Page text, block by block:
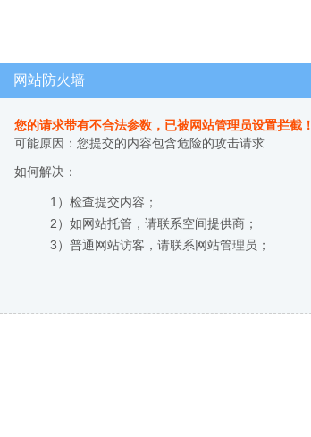
网站防火墙
您的请求带有不合法参数，已被网站管理员设置拦截！
可能原因：您提交的内容包含危险的攻击请求
如何解决：
1）检查提交内容；
2）如网站托管，请联系空间提供商；
3）普通网站访客，请联系网站管理员；